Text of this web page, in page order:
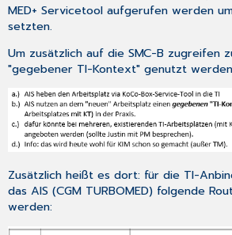
MED+ Servicetool aufgerufen werden
setzten.
Um zusätzlich auf die SMC-B zugreifen
"gegebener TI-Kontext" genutzt
Zusätzlich heißt es dort: für die TI-
das AIS (CGM TURBOMED) folgende
werden: